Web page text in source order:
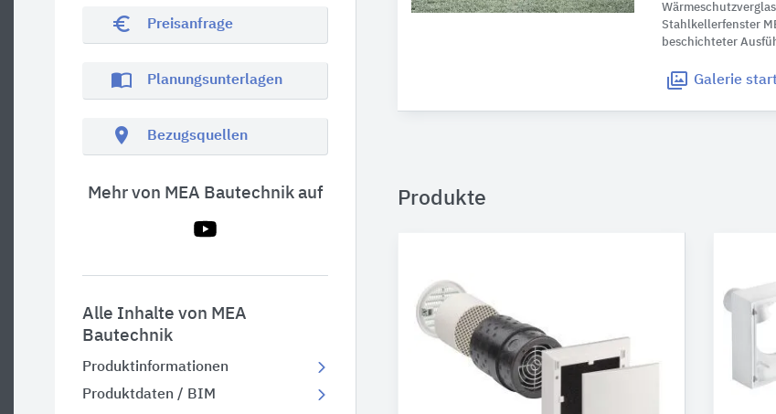
euro_symbol Preisanfrage
import_contacts Planungsunterlagen
location_on Bezugsquellen
Mehr von MEA Bautechnik auf
Alle Inhalte von MEA
Bautechnik
Produktinformationen
Produktdaten / BIM
Stahlkellerfenster
beschichteter
Galerie
Produkte